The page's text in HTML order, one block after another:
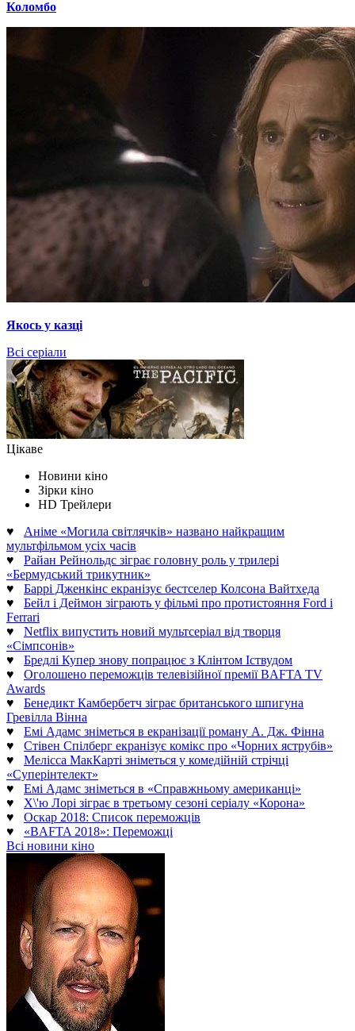
Коломбо
Якось у казці
Всі серіали
Цікаве
Новини кіно
Зірки кіно
HD Трейлери
♥ Аніме «Могила світлячків» названо найкращим
мультфільмом усіх часів
♥ Райан Рейнольдс зіграє головну роль у трилері
«Бермудський трикутник»
♥ Баррі Дженкінс екранізує бестселер Колсона Вайтхеда
♥ Бейл і Деймон зіграють у фільмі про протистояння Ford і
Ferrari
♥ Netflix випустить новий мультсеріал від творця
«Сімпсонів»
♥ Бредлі Купер знову попрацює з Клінтом Іствудом
♥ Оголошено переможців телевізійної премії BAFTA TV
Awards
♥ Бенедикт Камбербетч зіграє британського шпигуна
Гревілла Вінна
♥ Емі Адамс зніметься в екранізації роману А. Дж. Фінна
♥ Стівен Спілберг екранізує комікс про «Чорних яструбів»
♥ Мелісса МакКарті зніметься у комедійній стрічці
«Суперінтелект»
♥ Емі Адамс зніметься в «Справжньому американці»
♥ Х\'ю Лорі зіграє в третьому сезоні серіалу «Корона»
♥ Оскар 2018: Список переможців
♥ «BAFTA 2018»: Переможці
Всі новини кіно